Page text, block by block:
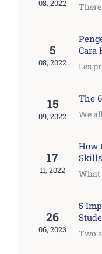
08, 2022
5
08, 2022
Cara
Les
15
09, 2022
The
We
17
11, 2022
How
What
26
06, 2023
5
Two